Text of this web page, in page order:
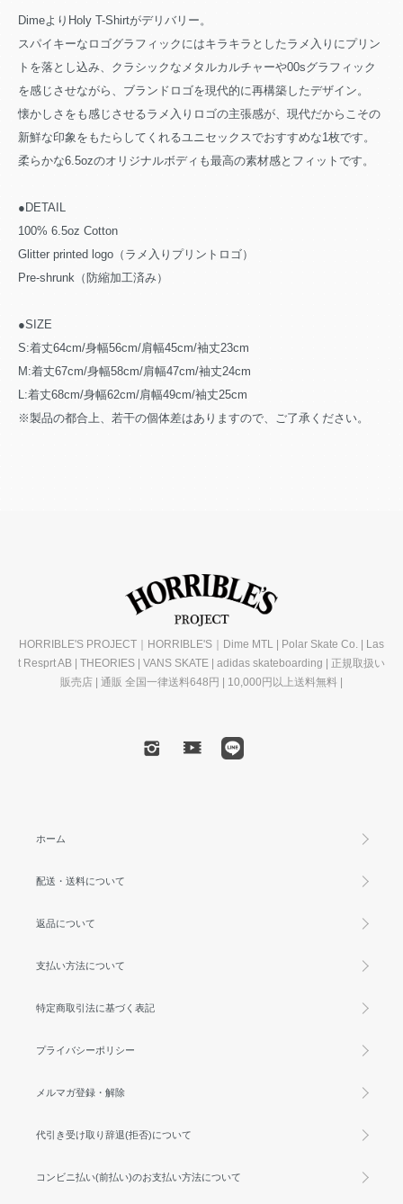
DimeよりHoly T-Shirtがデリバリー。
スパイキーなロゴグラフィックにはキラキラとしたラメ入りにプリン
トを落とし込み、クラシックなメタルカルチャーや00sグラフィック
を感じさせながら、ブランドロゴを現代的に再構築したデザイン。
懐かしさをも感じさせるラメ入りロゴの主張感が、現代だからこその
新鮮な印象をもたらしてくれるユニセックスでおすすめな1枚です。
柔らかな6.5ozのオリジナルボディも最高の素材感とフィットです。
●DETAIL
100% 6.5oz Cotton
Glitter printed logo（ラメ入りプリントロゴ）
Pre-shrunk（防縮加工済み）
●SIZE
S:着丈64cm/身幅56cm/肩幅45cm/袖丈23cm
M:着丈67cm/身幅58cm/肩幅47cm/袖丈24cm
L:着丈68cm/身幅62cm/肩幅49cm/袖丈25cm
※製品の都合上、若干の個体差はありますので、ご了承ください。
HORRIBLE'S PROJECT｜HORRIBLE'S｜Dime MTL | Polar Skate Co. | Las
t Resprt AB | THEORIES | VANS SKATE | adidas skateboarding | 正規取扱い
販売店 | 通販 全国一律送料648円 | 10,000円以上送料無料 |
ホーム
配送・送料について
返品について
支払い方法について
特定商取引法に基づく表記
プライバシーポリシー
メルマガ登録・解除
代引き受け取り辞退(拒否)について
コンビニ払い(前払い)のお支払い方法について